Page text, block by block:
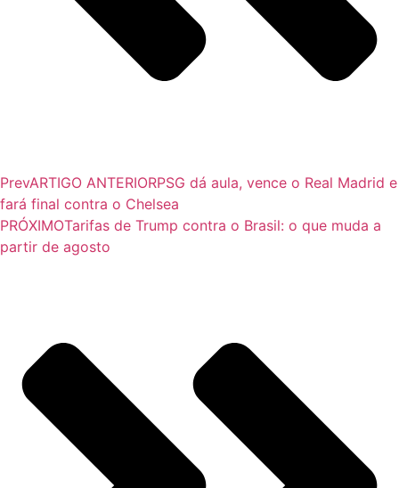
PrevARTIGO ANTERIORPSG dá aula, vence o Real Madrid e
fará final contra o Chelsea
PRÓXIMOTarifas de Trump contra o Brasil: o que muda a
partir de agosto